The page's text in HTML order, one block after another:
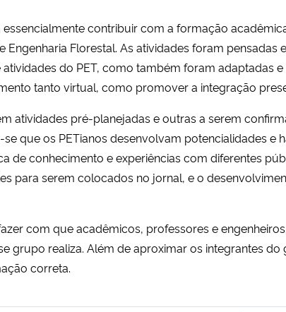
contribuir com a formação
Engenharia Florestal. As atividades foram
do PET, como também foram adaptadas
tanto virtual, como promover a integração
atividades pré-planejadas e outras a serem
que os PETianos desenvolvam potencialidades e
de conhecimento e experiências com diferentes
para serem colocados no jornal, e o
com que acadêmicos, professores e
grupo realiza. Além de aproximar os integrantes
correta.